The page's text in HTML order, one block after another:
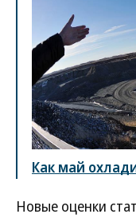
Как май
Новые оценки